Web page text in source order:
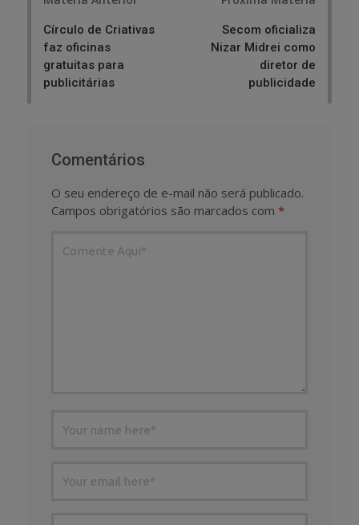
Círculo de Criativas
faz oficinas
gratuitas para
publicitárias
Secom oficializa
Nizar Midrei como
diretor de
publicidade
Comentários
O seu endereço de e-mail não será publicado.
Campos obrigatórios são marcados com *